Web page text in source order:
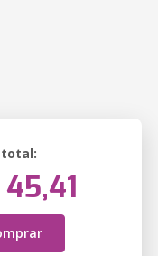
total:
45,41